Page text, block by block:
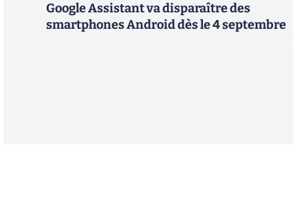
Google Assistant va disparaître des
smartphones Android dès le 4 septembre